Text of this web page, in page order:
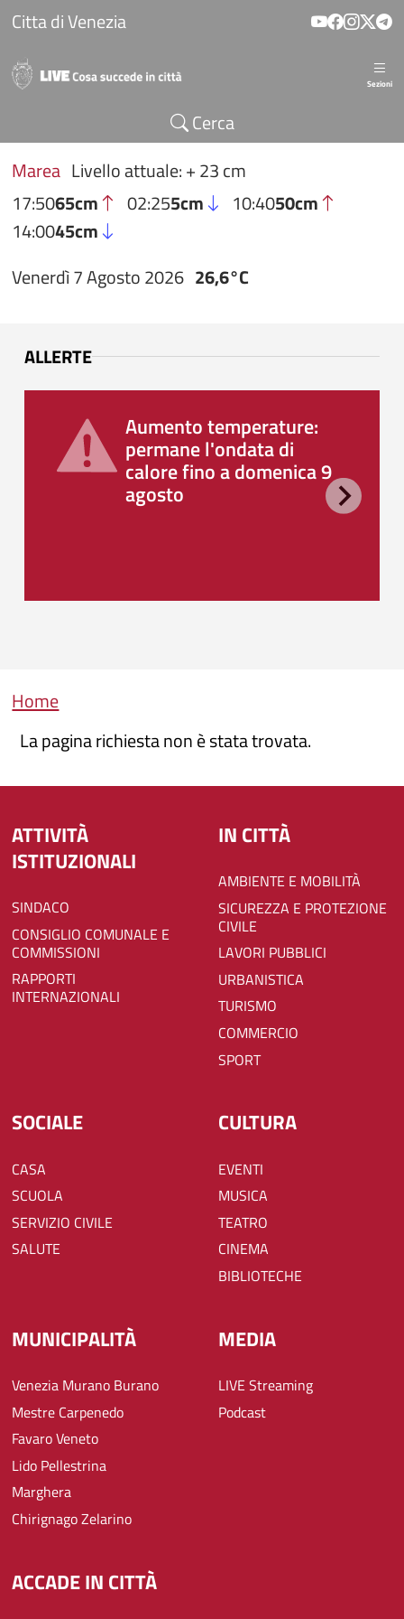
Salta al contenuto principale
Citta di Venezia
Sezioni
Cerca
Marea Livello attuale: + 23 cm
17:5065cm 02:255cm 10:4050cm
14:0045cm
Venerdì 7 Agosto 2026 26,6°C
ALLERTE
Aumento temperature:
permane l'ondata di
calore fino a domenica 9
agosto
Briciole di pane
Home
La pagina richiesta non è stata trovata.
ATTIVITÀ
ISTITUZIONALI
SINDACO
CONSIGLIO COMUNALE E
COMMISSIONI
RAPPORTI
INTERNAZIONALI
IN CITTÀ
AMBIENTE E MOBILITÀ
SICUREZZA E PROTEZIONE
CIVILE
LAVORI PUBBLICI
URBANISTICA
TURISMO
COMMERCIO
SPORT
SOCIALE
CASA
SCUOLA
SERVIZIO CIVILE
SALUTE
CULTURA
EVENTI
MUSICA
TEATRO
CINEMA
BIBLIOTECHE
MUNICIPALITÀ
Venezia Murano Burano
Mestre Carpenedo
Favaro Veneto
Lido Pellestrina
Marghera
Chirignago Zelarino
MEDIA
LIVE Streaming
Podcast
ACCADE IN CITTÀ